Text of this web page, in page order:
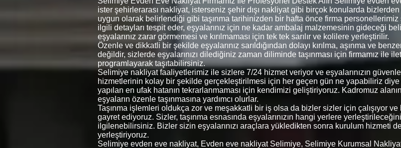
ister şehirlerarası nakliyat, isterseniz şehir dışı nakliyat gibi birçok konularda
uygun olarak belirlendiği gibi taşınma tarihinizden bir hafta önce firma
ilgili detayları tespit eder, eşyalarınız için ne kadar ambalaj malzemesinin gideceği
eşyalarınız zarar görmemesi ve kırılmaması için tek tek sarılır ve kolilere yerleştirilir.
Özenle ve dikkatli bir şekilde eşyalarınız sarıldığından dolayı kırılma, aşınma ve
değildir, sizlerde eşyalarınızı dilediğiniz zaman diliminde taşınması için firmamız ile
programlayarak taşıtabilirsiniz.
Selimiye nakliyat faaliyetlerimiz ile sizlere 7/24 hizmet veriyor ve eşyalarınızın güvenle
hizmetlerinin kolay bir şekilde gerçekleştirilmesi için her geçen gün ne yapabiliriz
yapılan en ufak hatanın tekrarlanmaması için kendimizi geliştiriyoruz. Kadromuz
eşyaların özenle taşınmasına yardımcı olurlar.
Taşınma işlemleri oldukça zor ve meşakkatli bir iş olsa da bizler sizler için çalışıyor
gayret ediyoruz. Sizler, taşınma esnasında eşyalarınızın hangi yerlere
ilgilenebilirsiniz. Bizler sizin eşyalarınızı araçlara yükledikten sonra kurulum hizmeti
yerleştiriyoruz.
Selimiye evden eve nakliyat, Evden eve nakliyat Selimiye, Selimiye Kurumsal